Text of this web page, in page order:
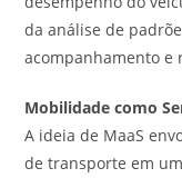
da análise de
acompanhamento e
Mobilidade como
A ideia de MaaS
de transporte em